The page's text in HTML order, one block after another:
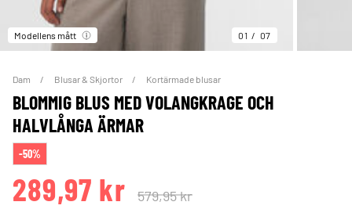
Modellens mått 01 07
Dam Blusar & Skjortor Kortärmade blusar
BLOMMIG BLUS MED VOLANGKRAGE OCH
HALVLÅNGA ÄRMAR
-50%
289,97 kr 579,95 kr